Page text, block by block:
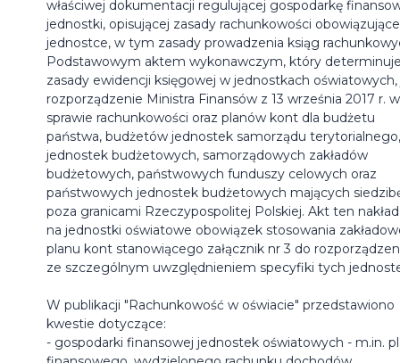
właściwej dokumentacji regulującej gospodarkę
jednostki, opisującej zasady rachunkowości
jednostce, w tym zasady prowadzenia ksiąg
Podstawowym aktem wykonawczym, który
zasady ewidencji księgowej w jednostkach
rozporządzenie Ministra Finansów z 13 września 2017 r. w
sprawie rachunkowości oraz planów kont dla budżetu
państwa, budżetów jednostek samorządu terytorialnego,
jednostek budżetowych, samorządowych zakładów
budżetowych, państwowych funduszy celowych oraz
państwowych jednostek budżetowych mających
poza granicami Rzeczypospolitej Polskiej. Akt ten
na jednostki oświatowe obowiązek stosowania
planu kont stanowiącego załącznik nr 3 do
ze szczególnym uwzględnieniem specyfiki tych
W publikacji "Rachunkowość w oświacie" przedstawiono
kwestie dotyczące:
- gospodarki finansowej jednostek oświatowych - m.in.